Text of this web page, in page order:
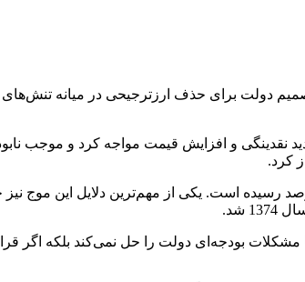
خبرگزاری تسنیم، در دی ماه 1404 و هم زمان با تصمیم دولت
شاهد هستیم که این موج تورمی(براساس آمارهای بانک مرکزی) به 53 درصد
شد.
مشکلات بودجه‌ای دولت را حل نمی‌کند بلکه